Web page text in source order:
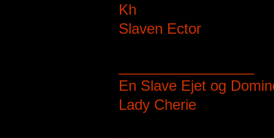
Kh
Slaven Ector
En Slave Ejet og
Lady Cherie